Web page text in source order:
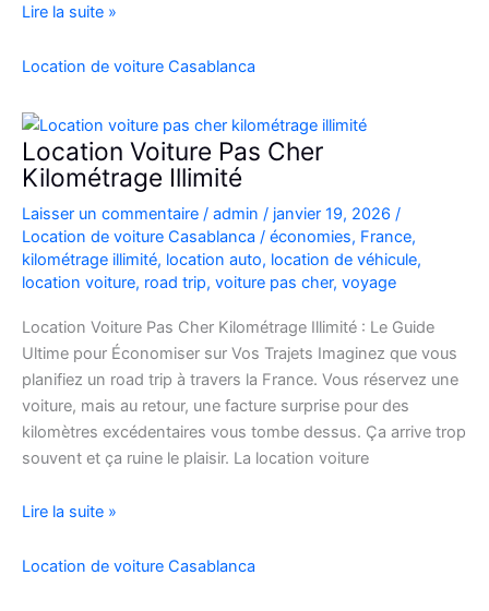
location
voiture
au
Maroc
pour
explorer
l’Atlas
et
le
Lire la suite »
Location de voiture Casablanca
Location Voiture Pas Cher
Kilométrage Illimité
Laisser un commentaire / admin / janvier 19, 2026 /
Location de voiture Casablanca / économies, France,
kilométrage illimité, location auto, location de véhicule,
location voiture, road trip, voiture pas cher, voyage
Location Voiture Pas Cher Kilométrage Illimité : Le Guide
Ultime pour Économiser sur Vos Trajets Imaginez que vous
planifiez un road trip à travers la France. Vous réservez une
voiture, mais au retour, une facture surprise pour des
kilomètres excédentaires vous tombe dessus. Ça arrive trop
souvent et ça ruine le plaisir. La location voiture
Location
Pas
Lire la suite »
Location de voiture Casablanca